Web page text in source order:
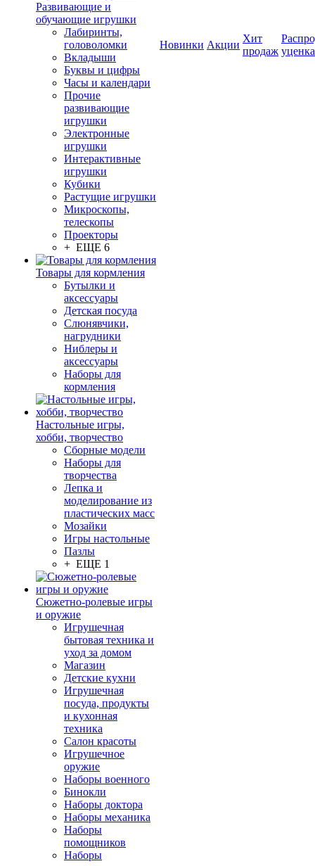
Развивающие и
обучающие игрушки
Лабиринты,
головоломки
Вкладыши
Буквы и цифры
Часы и календари
Прочие
развивающие
игрушки
Электронные
игрушки
Интерактивные
игрушки
Кубики
Растущие игрушки
Микроскопы,
телескопы
Проекторы
+ ЕЩЕ 6
Товары для кормления
Бутылки и
аксессуары
Детская посуда
Слюнявчики,
нагрудники
Ниблеры и
аксессуары
Наборы для
кормления
Настольные игры,
хобби, творчество
Сборные модели
Наборы для
творчества
Лепка и
моделирование из
пластических масс
Мозайки
Игры настольные
Пазлы
+ ЕЩЕ 1
Сюжетно-ролевые игры
и оружие
Игрушечная
бытовая техника и
уход за домом
Магазин
Детские кухни
Игрушечная
посуда, продукты
и кухонная
техника
Салон красоты
Игрушечное
оружие
Наборы военного
Бинокли
Наборы доктора
Наборы механика
Наборы
помощников
Наборы
Новинки Акции
Хит
продаж уценка